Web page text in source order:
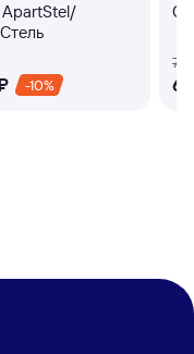
ApartStel/
-10%
7
6